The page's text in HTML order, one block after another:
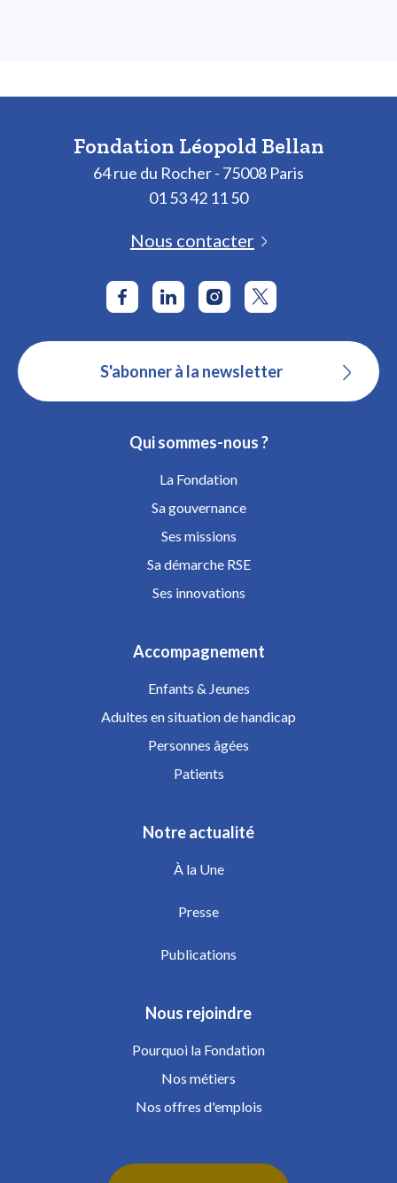
Fondation Léopold Bellan
64 rue du Rocher - 75008 Paris
01 53 42 11 50
Nous contacter
S'abonner à la newsletter
Qui sommes-nous ?
La Fondation
Sa gouvernance
Ses missions
Sa démarche RSE
Ses innovations
Accompagnement
Enfants & Jeunes
Adultes en situation de handicap
Personnes âgées
Patients
Notre actualité
À la Une
Presse
Publications
Nous rejoindre
Pourquoi la Fondation
Nos métiers
Nos offres d'emplois